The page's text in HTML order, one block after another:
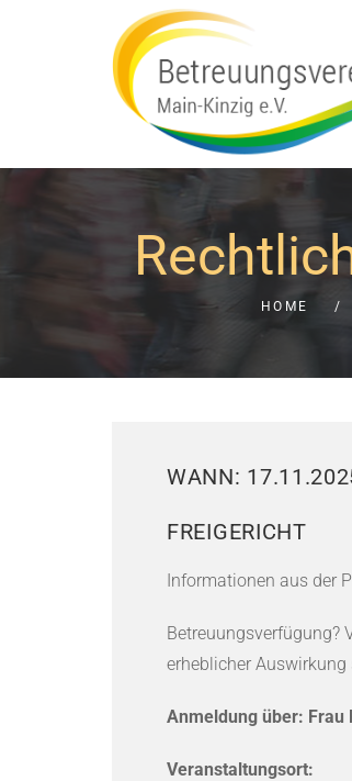
HOME
WANN:
FREIGERICHT
Informationen aus der
Betreuungsverfügung?
erheblicher
Anmeldung über:
Veranstaltungsort: